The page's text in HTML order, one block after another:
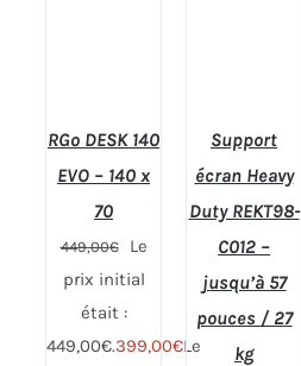
RGo DESK 140
EVO – 140 x
70
449,00€
Le
prix initial
était :
449,00€.399,00€Le
Support
écran Heavy
Duty REKT98-
C012 –
jusqu’à 57
pouces / 27
kg